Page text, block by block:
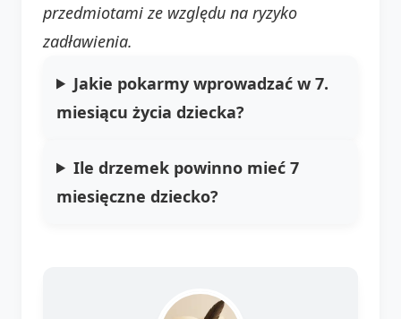
przedmiotami ze względu na ryzyko
zadławienia.
Jakie pokarmy wprowadzać w 7.
miesiącu życia dziecka?
Ile drzemek powinno mieć 7
miesięczne dziecko?